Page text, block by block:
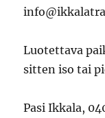
Luotettava
sitten iso tai
Pasi Ikkala,